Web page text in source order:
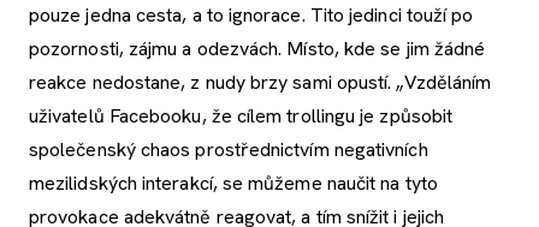
pouze jedna cesta, a to ignorace. Tito jedinci touží po
pozornosti, zájmu a odezvách. Místo, kde se jim žádné
reakce nedostane, z nudy brzy sami opustí. „Vzděláním
uživatelů Facebooku, že cílem trollingu je způsobit
společenský chaos prostřednictvím negativních
mezilidských interakcí, se můžeme naučit na tyto
provokace adekvátně reagovat, a tím snížit i jejich